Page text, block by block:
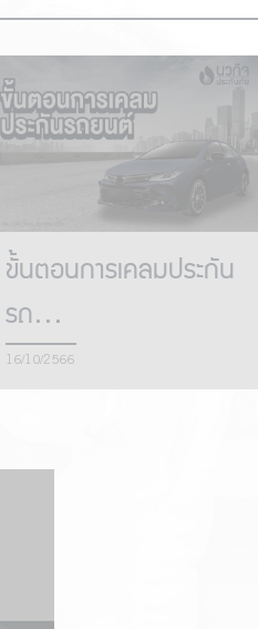
ขั้นตอนการเคลมประกัน
รถ...
16/10/2566